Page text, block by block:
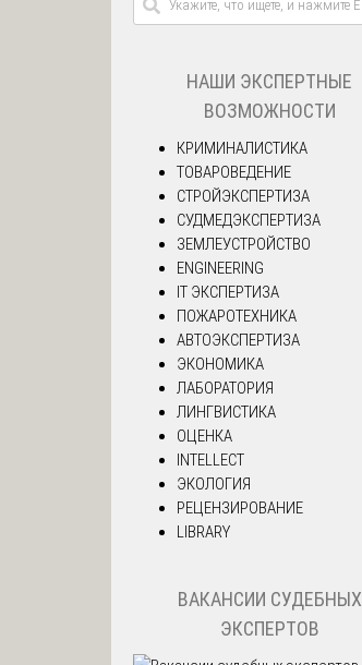
НАШИ ЭКСПЕРТНЫЕ
ВОЗМОЖНОСТИ
КРИМИНАЛИСТИКА
ТОВАРОВЕДЕНИЕ
СТРОЙЭКСПЕРТИЗА
СУДМЕДЭКСПЕРТИЗА
ЗЕМЛЕУСТРОЙСТВО
ENGINEERING
IT ЭКСПЕРТИЗА
ПОЖАРОТЕХНИКА
АВТОЭКСПЕРТИЗА
ЭКОНОМИКА
ЛАБОРАТОРИЯ
ЛИНГВИСТИКА
ОЦЕНКА
INTELLECT
ЭКОЛОГИЯ
РЕЦЕНЗИРОВАНИЕ
LIBRARY
ВАКАНСИИ СУДЕБНЫХ
ЭКСПЕРТОВ